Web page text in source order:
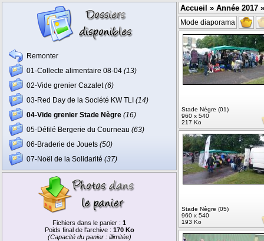
Accueil » Année 2017
Mode diaporama
Stade Nègre (01)
960 x 540
217 Ko
Stade Nègre (05)
960 x 540
193 Ko
Remonter
01-Collecte alimentaire 08-04 (13)
02-Vide grenier Cazalet (6)
03-Red Day de la Société KW TLI (14)
04-Vide grenier Stade Nègre (16)
05-Défilé Bergerie du Courneau (63)
06-Braderie de Jouets (50)
07-Noël de la Solidarité (37)
Fichiers dans le panier : 1
Poids final de l'archive : 170 Ko
(Capacité du panier : illimitée)